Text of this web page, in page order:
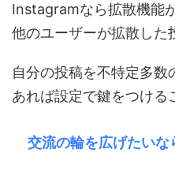
Instagramなら拡散機能
他のユーザーが拡散した
自分の投稿を不特定多
あれば設定で鍵をつける
交流の輪を広げたいな